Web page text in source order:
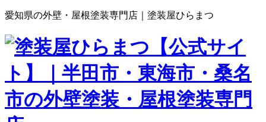
愛知県の外壁・屋根塗装専門店｜塗装屋ひらまつ